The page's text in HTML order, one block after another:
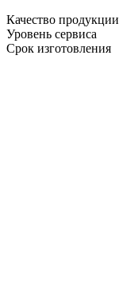
Качество продукции
Уровень сервиса
Срок изготовления